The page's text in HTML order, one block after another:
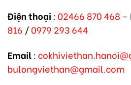
Điện thoại : 02466 870 468 –
816 /0979 293 644
Email:
bulongviethan@gmail.com